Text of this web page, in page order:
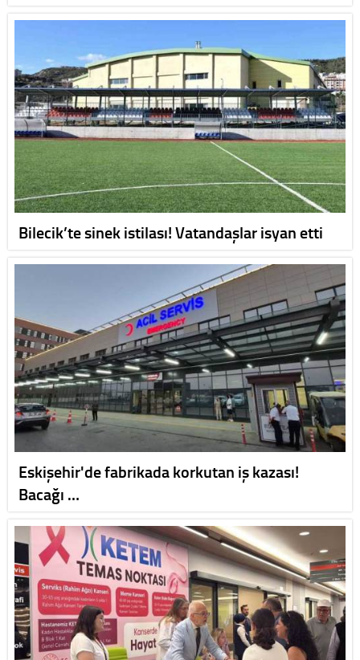
Bilecik’te sinek istilası! Vatandaşlar isyan etti
Eskişehir'de fabrikada korkutan iş kazası!
Bacağı …